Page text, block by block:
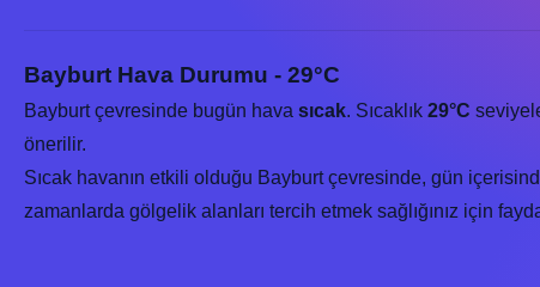
Bayburt Hava Durumu - 29°C
Bayburt çevresinde bugün hava sıcak. Sıcaklık 29°C
önerilir.
Sıcak havanın etkili olduğu Bayburt çevresinde, gün
zamanlarda gölgelik alanları tercih etmek sağlığınız için